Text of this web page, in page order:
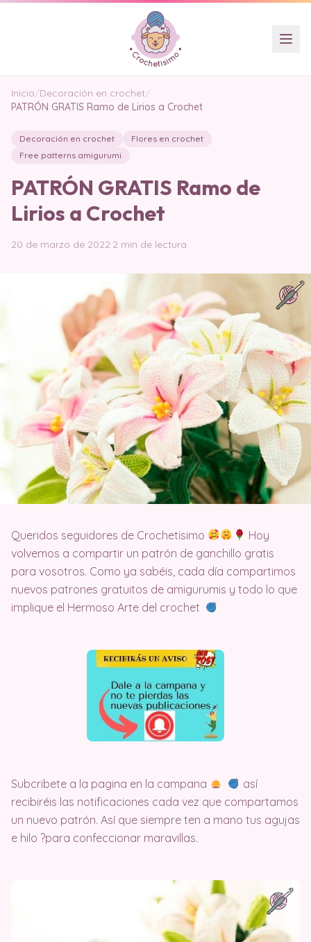
Inicio/Decoración en crochet/
PATRÓN GRATIS Ramo de Lirios a Crochet
Decoración en crochet
Flores en crochet
Free patterns amigurumi
PATRÓN GRATIS Ramo de
Lirios a Crochet
20 de marzo de 2022·2 min de lectura
Queridos seguidores de Crochetisimo
Hoy
volvemos a compartir un patrón de ganchillo gratis
para vosotros. Como ya sabéis, cada día compartimos
nuevos patrones gratuitos de amigurumis y todo lo que
implique el Hermoso Arte del crochet
Subcribete a la pagina en la campana
así
recibiréis las notificaciones cada vez que compartamos
un nuevo patrón. Así que siempre ten a mano tus agujas
e hilo ?para confeccionar maravillas.